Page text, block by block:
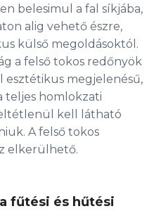
belesimul a fal síkjába,
alig vehető észre,
külső megoldásoktól.
a felső tokos redőnyök
megjelenésű,
teljes homlokzati
kell látható
A felső tokos
elkerülhető.
fűtési és hűtési